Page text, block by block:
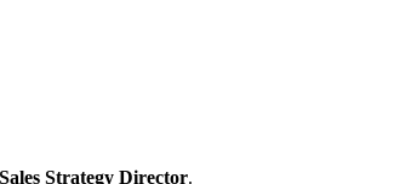
Strategy Director.